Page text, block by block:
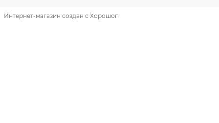
Интернет-магазин создан с Хорошоп